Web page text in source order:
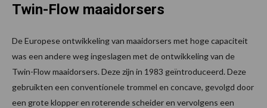
Twin-Flow maaidorsers
De Europese ontwikkeling van maaidorsers met hoge capaciteit
was een andere weg ingeslagen met de ontwikkeling van de
Twin-Flow maaidorsers. Deze zijn in 1983 geïntroduceerd. Deze
gebruikten een conventionele trommel en concave, gevolgd door
een grote klopper en roterende scheider en vervolgens een